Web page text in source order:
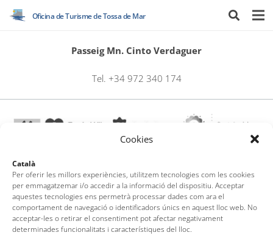
Cookies
Català
Per oferir les millors experiències, utilitzem tecnologies com les cookies
per emmagatzemar i/o accedir a la informació del dispositiu. Acceptar
aquestes tecnologies ens permetrà processar dades com ara el
comportament de navegació o identificadors únics en aquest lloc web. No
acceptar-les o retirar el consentiment pot afectar negativament
determinades funcionalitats i característiques del lloc.
Oficina de Turisme de Tossa de Mar
Passeig Mn. Cinto Verdaguer
Tel. +34 972 340 174
Oficina de Turisme de Tossa de Mar
Av. del Pelegrí, 25 – Edifici La Nau · 17320 – Tossa de Mar
(Girona – Costa Brava)
Tel: + 00 34 972 340 108 · Mail: info@visittossa.com